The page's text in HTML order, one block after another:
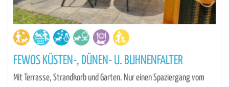
FEWOS KÜSTEN-, DÜNEN- U. BUHNENFALTER
Mit Terrasse, Strandkorb und Garten. Nur einen Spaziergang vom